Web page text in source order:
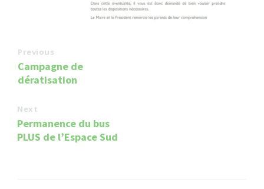
Previous
Campagne de
dératisation
Next
Permanence du bus
PLUS de l’Espace Sud